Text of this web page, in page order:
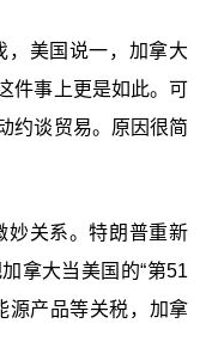
，美国说一，加拿大
件事上更是如此。可
约谈贸易。原因很简
妙关系。特朗普重新
拿大当美国的“第51
源产品等关税，加拿